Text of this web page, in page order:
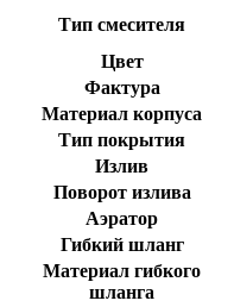
Тип смесителя
Цвет
Фактура
Материал корпуса
Тип покрытия
Излив
Поворот излива
Аэратор
Гибкий шланг
Материал гибкого
шланга